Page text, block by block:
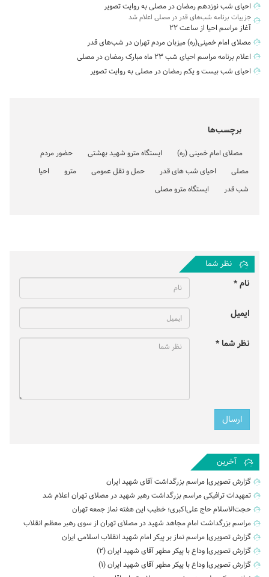
احیای شب نوزدهم رمضان در مصلی به روایت تصویر
جزییات برنامه شب‌های قدر در مصلی اعلام شد
آغاز مراسم احیا از ساعت ۲۲
مصلای امام خمینی(ره) میزبان مردم تهران در شب‌های قدر
اعلام برنامه مراسم احیای شب ۲۳ ماه مبارک رمضان در مصلی
احیای شب بیست و یکم رمضان در مصلی به روایت تصویر
برچسب‌ها
مصلای امام خمینی (ره) ایستگاه مترو شهید بهشتی
حضور مردم
مصلی
احیای شب های قدر حمل و نقل عمومی مترو
احیا
شب قدر
ایستگاه مترو مصلی
نظر شما
نام *
ایمیل
نظر شما *
آخرین
گزارش تصویری| مراسم بزرگداشت آقای شهید ایران
تمهیدات ترافیکی مراسم بزرگداشت رهبر شهید در مصلای تهران اعلام شد
حجت‌الاسلام حاج علی‌اکبری؛ خطیب این هفته نماز جمعه تهران
مراسم بزرگداشت امام مجاهد شهید در مصلای تهران از سوی رهبر معظم انقلاب
گزارش تصویری| مراسم نماز بر پیکر امام شهید انقلاب اسلامی ایران
گزارش تصویری| وداع با پیکر مطهر آقای شهید ایران (2)
گزارش تصویری| وداع با پیکر مطهر آقای شهید ایران (1)